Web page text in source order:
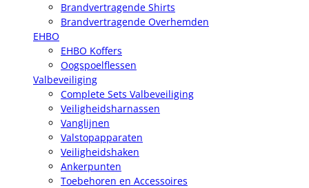
Brandvertragende Shirts
Brandvertragende Overhemden
EHBO
EHBO Koffers
Oogspoelflessen
Valbeveiliging
Complete Sets Valbeveiliging
Veiligheidsharnassen
Vanglijnen
Valstopapparaten
Veiligheidshaken
Ankerpunten
Toebehoren en Accessoires